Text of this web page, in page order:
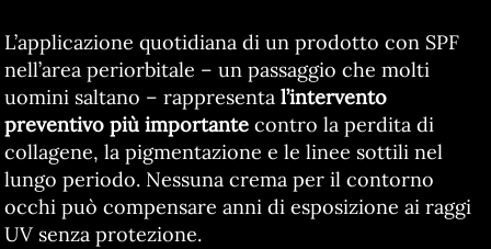
L’applicazione quotidiana di un prodotto con SPF
nell’area periorbitale – un passaggio che molti
uomini saltano – rappresenta l’intervento
preventivo più importantecontro la perdita di
collagene, la pigmentazione e le linee sottili nel
lungo periodo. Nessuna crema per il contorno
occhi può compensare anni di esposizione ai raggi
UV senza protezione.